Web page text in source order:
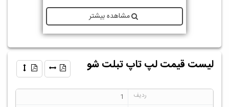
مشاهده بیشتر
لیست قیمت لپ تاپ تبلت شو
1